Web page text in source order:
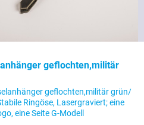
geflochten,militär
geflochten,militär grün/
Ringöse, Lasergraviert; eine
eine Seite G-Modell